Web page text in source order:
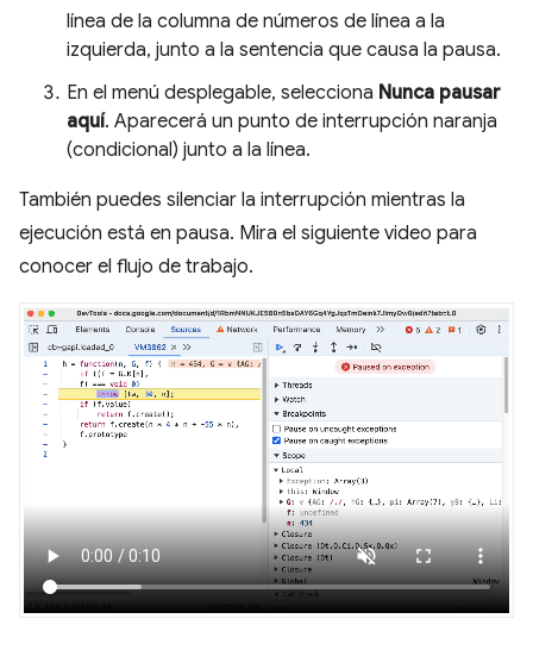
línea de la columna de números de línea a la
izquierda, junto a la sentencia que causa la pausa.
En el menú desplegable, selecciona Nunca pausar
aquí. Aparecerá un punto de interrupción naranja
(condicional) junto a la línea.
También puedes silenciar la interrupción mientras la
ejecución está en pausa. Mira el siguiente video para
conocer el flujo de trabajo.